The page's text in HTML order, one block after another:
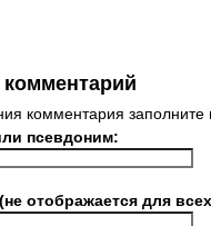
комментария
псевдоним:
отображается для